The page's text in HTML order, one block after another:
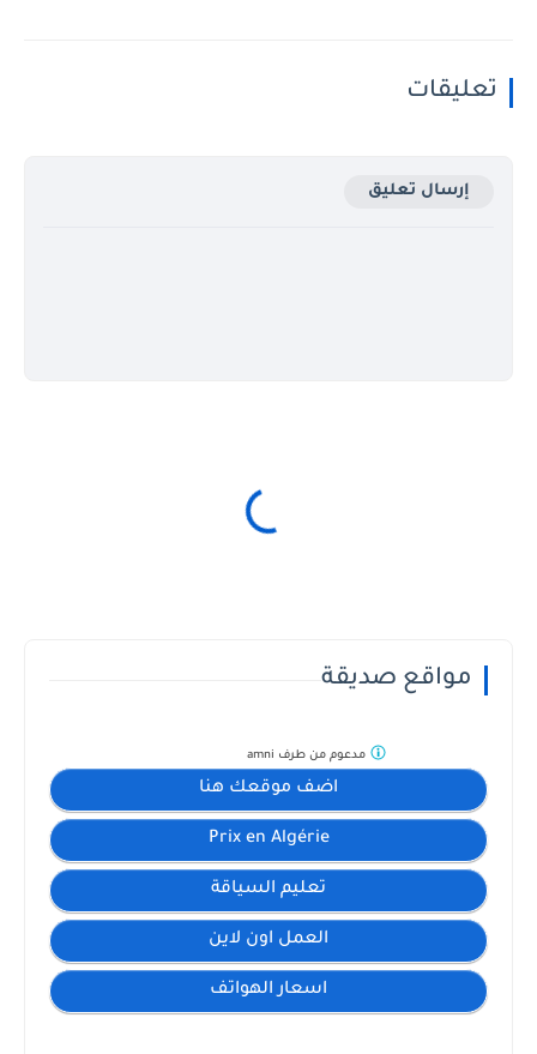
تعليقات
إرسال تعليق
مواقع صديقة
اضف موقعك هنا
Prix en Algérie
تعليم السياقة
العمل اون لاين
اسعار الهواتف
مدعوم من طرف amni